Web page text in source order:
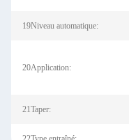
19Niveau automatique:
20Application:
21Taper: